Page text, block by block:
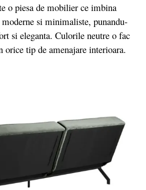
o piesa de mobilier ce imbina
si minimaliste, punandu-
si eleganta. Culorile neutre o fac
orice tip de amenajare interioara.